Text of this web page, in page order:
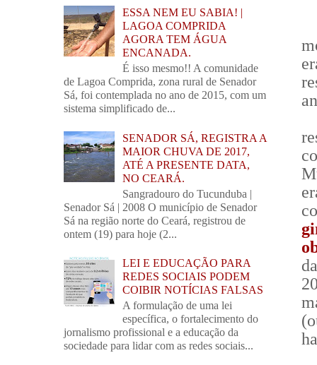
ESSA NEM EU SABIA! |
LAGOA COMPRIDA
AGORA TEM ÁGUA
ENCANADA.
É isso mesmo!! A comunidade
de Lagoa Comprida, zona rural de Senador
Sá, foi contemplada no ano de 2015, com um
sistema simplificado de...
SENADOR SÁ, REGISTRA A
MAIOR CHUVA DE 2017,
ATÉ A PRESENTE DATA,
NO CEARÁ.
Sangradouro do Tucunduba |
Senador Sá | 2008 O município de Senador
Sá na região norte do Ceará, registrou de
ontem (19) para hoje (2...
LEI E EDUCAÇÃO PARA
REDES SOCIAIS PODEM
COIBIR NOTÍCIAS FALSAS
A formulação de uma lei
específica, o fortalecimento do
jornalismo profissional e a educação da
sociedade para lidar com as redes sociais...